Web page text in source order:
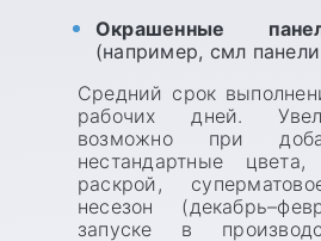
Окрашенные
(например, смл
Средний срок
рабочих дней.
возможно при
нестандартные цвета,
раскрой,
несезон
запуске в